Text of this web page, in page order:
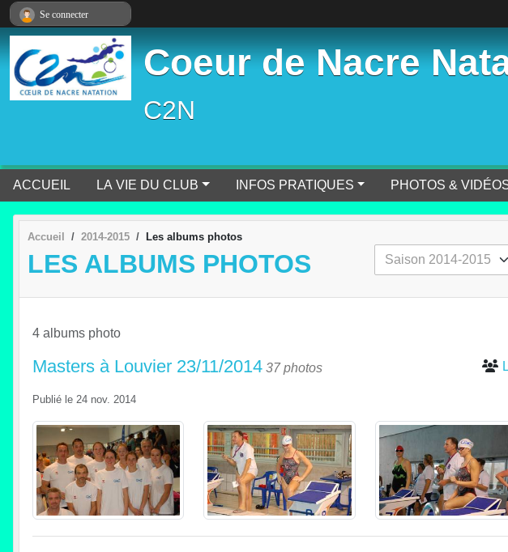
Coeur de Nacre
C2N
ACCUEIL LA VIE DU CLUB INFOS PRATIQUES PHOTOS &
Accueil 2014-2015 Les albums photos
LES ALBUMS PHOTOS
4 albums photo
Masters à Louvier 23/11/2014 37 photos
Publié le 24 nov. 2014
Se connecter
Panneau de gestion des cookies